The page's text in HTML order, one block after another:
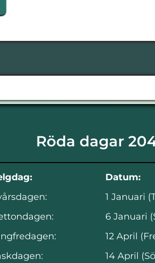
Röda dagar
Datum:
1 Januari
6 Januari
12 April
14 April